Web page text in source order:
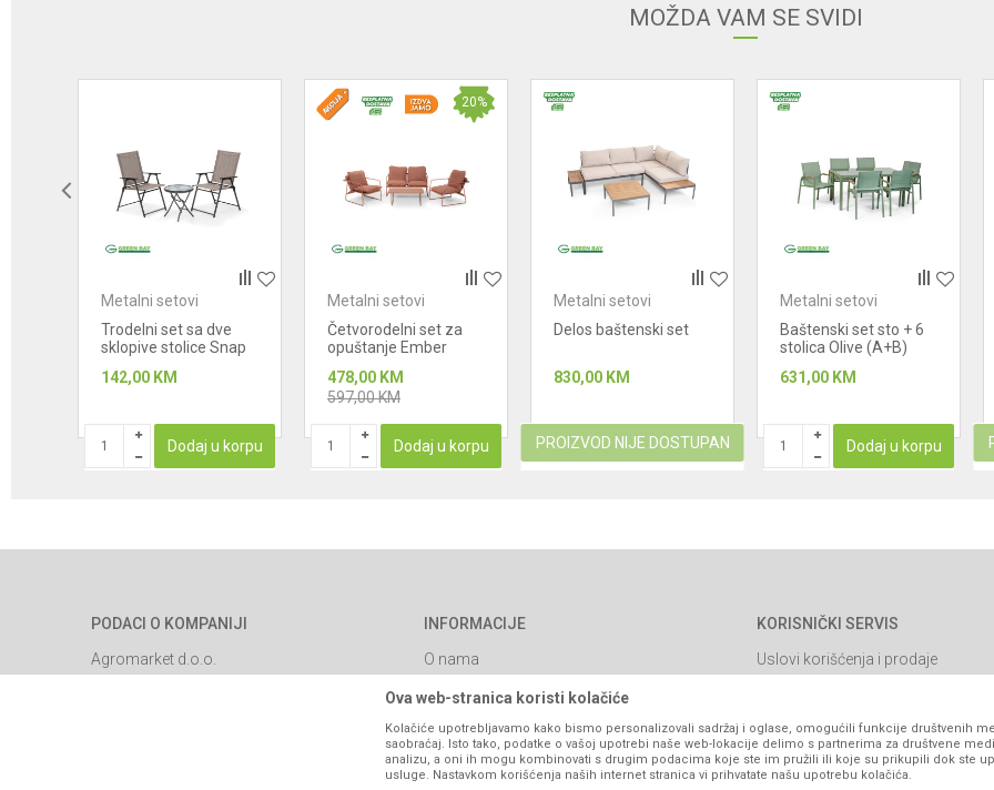
Anti-spam zaštita - izračunajte koliko je 6 - 1 :
POŠALJI
MOŽDA VAM SE SVIDI
Metalni setovi
Trodelni set sa dve
sklopive stolice Snap
142,00 KM
Dodaj u korpu
20%
Metalni setovi
Četvorodelni set za
opuštanje Ember
478,00 KM
597,00KM
Dodaj u korpu
Metalni setovi
Delos baštenski set
830,00 KM
PROIZVOD NIJE DOSTUPAN
Metalni setovi
Baštenski set sto + 6
stolica Olive (A+B)
631,00 KM
Dodaj u korpu
PODACI O KOMPANIJI
Agromarket d.o.o.
INFORMACIJE
O nama
Brendovi
Katalozi
Saradnja
Blog
KORISNIČKI SERVIS
Uslovi korišćenja i prodaje
Kako kupiti
Isporuka
Načini plaćanja
Ova web-stranica koristi kolačiće
Kolačiće upotrebljavamo kako bismo personalizovali sadržaj i oglase, omogućili funkcije društvenih
saobraćaj. Isto tako, podatke o vašoj upotrebi naše web-lokacije delimo s partnerima za društvene
analizu, a oni ih mogu kombinovati s drugim podacima koje ste im pružili ili koje su prikupili dok ste
usluge. Nastavkom korišćenja naših internet stranica vi prihvatate našu upotrebu kolačića.